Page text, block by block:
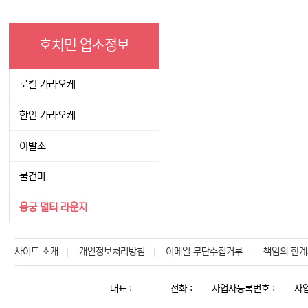
호치민 업소정보
로컬 가라오케
한인 가라오케
이발소
불건마
용궁 멀티 라운지
사이트 소개 개인정보처리방침 이메일 무단수집거부 책임의 한
대표 : 전화 : 사업자등록번호 : 사